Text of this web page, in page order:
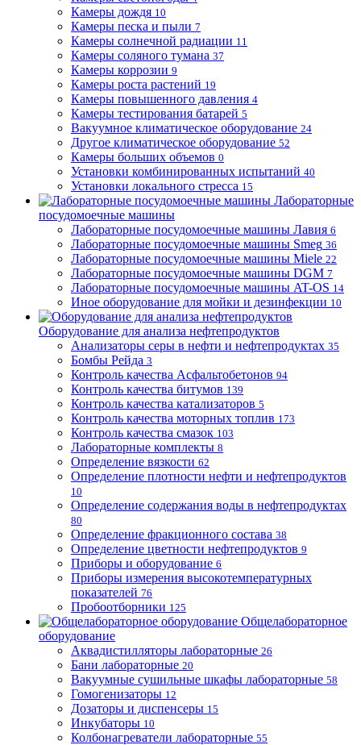
Камеры дождя 10
Камеры песка и пыли 7
Камеры солнечной радиации 11
Камеры соляного тумана 37
Камеры коррозии 9
Камеры роста растений 19
Камеры повышенного давления 4
Камеры тестирования батарей 5
Вакуумное климатическое оборудование 24
Другое климатическое оборудование 52
Камеры больших объемов 0
Установки комбинированных испытаний 40
Установки локального стресса 15
Лабораторные
посудомоечные машины
Лабораторные посудомоечные машины Лавия 6
Лабораторные посудомоечные машины Smeg 36
Лабораторные посудомоечные машины Miele 22
Лабораторные посудомоечные машины DGM 7
Лабораторные посудомоечные машины AT-OS 14
Иное оборудование для мойки и дезинфекции 10
Оборудование для анализа нефтепродуктов
Анализаторы серы в нефти и нефтепродуктах 35
Бомбы Рейда 3
Контроль качества Асфальтобетонов 94
Контроль качества битумов 139
Контроль качества катализаторов 5
Контроль качества моторных топлив 173
Контроль качества смазок 103
Лабораторные комплекты 8
Определение вязкости 62
Определение плотности нефти и нефтепродуктов
10
Определение содержания воды в нефтепродуктах
80
Определение фракционного состава 38
Определение цветности нефтепродуктов 9
Приборы и оборудование 6
Приборы измерения высокотемпературных
показателей 76
Пробоотборники 125
Общелабораторное
оборудование
Аквадистилляторы лабораторные 26
Бани лабораторные 20
Вакуумные сушильные шкафы лабораторные 58
Гомогенизаторы 12
Дозаторы и диспенсеры 15
Инкубаторы 10
Колбонагреватели лабораторные 55